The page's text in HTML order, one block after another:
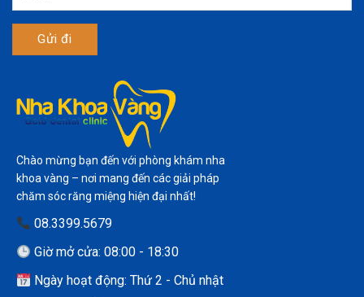
Chào mừng bạn đến với phòng khám nha
khoa vàng – nơi mang đến các giải pháp
chăm sóc răng miệng hiện đại nhất!
08.3399.5679
Giờ mở cửa: 08:00 - 18:30
Ngày hoạt động: Thứ 2 - Chủ nhật